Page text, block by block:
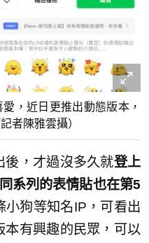
，近日更推出動態版本，
者陳雅雲攝）
後，才過沒多久就登上
系列的表情貼也在第5
小狗等知名IP，可看出
本有興趣的民眾，可以